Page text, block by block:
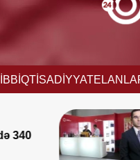
İQTİSADİYYAT
alan